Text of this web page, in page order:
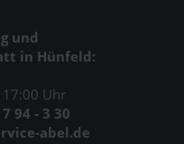
und
in Hünfeld:
Uhr
94 - 3 30
abel.de